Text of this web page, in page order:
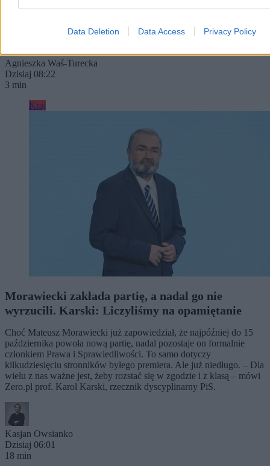
Data Deletion Data Access Privacy Policy
Agnieszka Waś-Turecka
Dzisiaj 08:22
3 min
Kraj
Morawiecki zakłada partię, a nadal go nie
wyrzucili. Karski: Liczyliśmy na opamiętanie
Choć Mateusz Morawiecki już zapowiedział, że najpóźniej do 15
października powoła nową partię, nadal pozostaje on formalnie
członkiem Prawa i Sprawiedliwości. To samo dotyczy
kilkudziesięciu stronników byłego premiera. Ale już niedługo. – Dla
wielu z nas ważne jest, żeby rozstać się w zgodzie i z klasą – mówi
Zero.pl prof. Karol Karski, rzecznik dyscyplinarny PiS.
Kasjan Owsianko
Dzisiaj 06:01
18 min